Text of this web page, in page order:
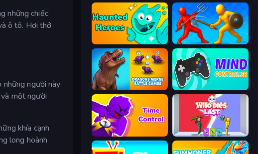
những chiếc
ô tô. Hơi thở
những người này
một người
khía cạnh
long hoành
Haunted Heroes Epic Sword Battle! Fight in Arena
Dragons Merge: Battle Games Mind Controller
Time Control! Who Dies Last?